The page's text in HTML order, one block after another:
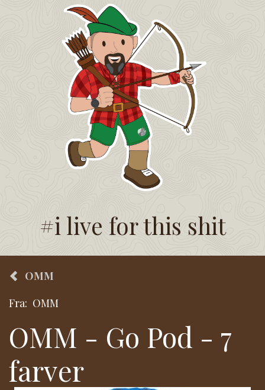
#i live for this shit
OMM
Fra: OMM
OMM - Go Pod - 7
farver